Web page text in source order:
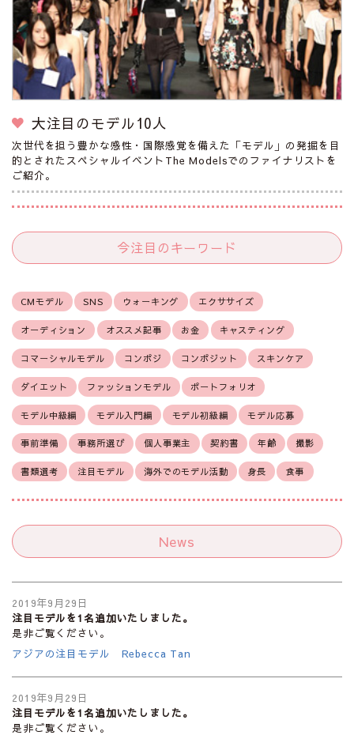
大注目のモデル10人
次世代を担う豊かな感性・国際感覚を備えた「モデル」の発掘を目
的とされたスペシャルイベントThe Modelsでのファイナリストを
ご紹介。
今注目のキーワード
CMモデル SNS ウォーキング エクササイズ
オーディション オススメ記事 お金 キャスティング
コマーシャルモデル コンポジ コンポジット スキンケア
ダイエット ファッションモデル ポートフォリオ
モデル中級編 モデル入門編 モデル初級編 モデル応募
事前準備 事務所選び 個人事業主 契約書 年齢 撮影
書類選考 注目モデル 海外でのモデル活動 身長 食事
News
2019年9月29日
注目モデルを1名追加いたしました。
是非ご覧ください。
アジアの注目モデル Rebecca Tan
2019年9月29日
注目モデルを1名追加いたしました。
是非ご覧ください。